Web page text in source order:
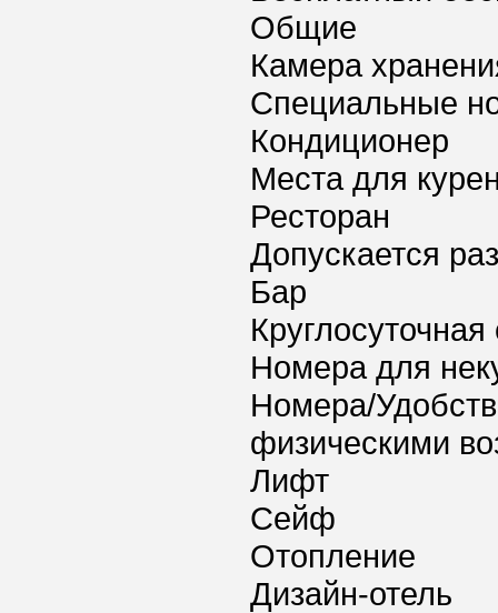
Общие
Камера
Специальные
Кондиционер
Места для
Ресторан
Допускается
Бар
Номера для
Номера/
физическими
Лифт
Сейф
Отопление
Дизайн-отель